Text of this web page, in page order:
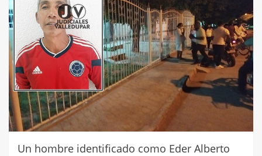
Un hombre identificado como Eder Alberto